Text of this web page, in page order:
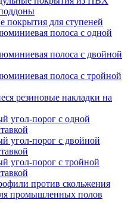
покрытия для ступеней
полоса с одной
полоса с двойной
полоса с тройной
резиновые накладки на
угол-порог с одной
угол-порог с двойной
угол-порог с тройной
против скольжения
промышленных полов